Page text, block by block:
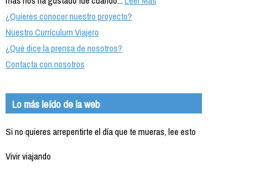
¿Quieres conocer nuestro proyecto?
Nuestro Currículum Viajero
¿Qué dice la prensa de nosotros?
Contacta con nosotros
Lo más leído de la web
Si no quieres arrepentirte el día que te mueras, lee esto
Vivir viajando